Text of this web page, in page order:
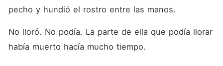
pecho y hundió el rostro entre las manos.
No lloró. No podía. La parte de ella que podía llorar
había muerto hacía mucho tiempo.